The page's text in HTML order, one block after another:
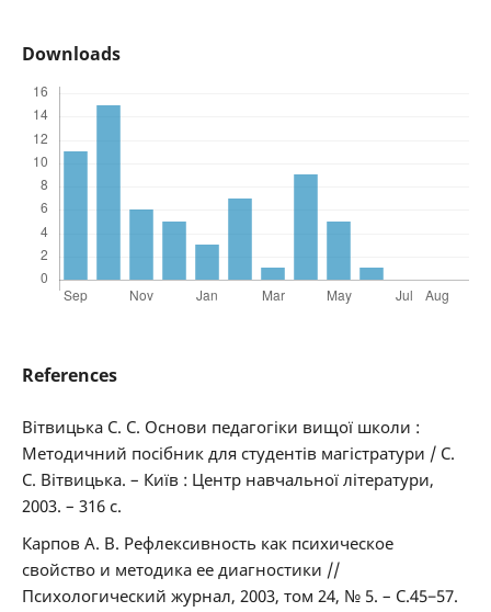
Downloads
References
Вітвицька С. С. Основи педагогіки вищої школи :
Методичний посібник для студентів магістратури / С.
С. Вітвицька. – Київ : Центр навчальної літератури,
2003. – 316 с.
Карпов А. В. Рефлексивность как психическое
свойство и методика ее диагностики //
Психологический журнал, 2003, том 24, № 5. – С.45−57.